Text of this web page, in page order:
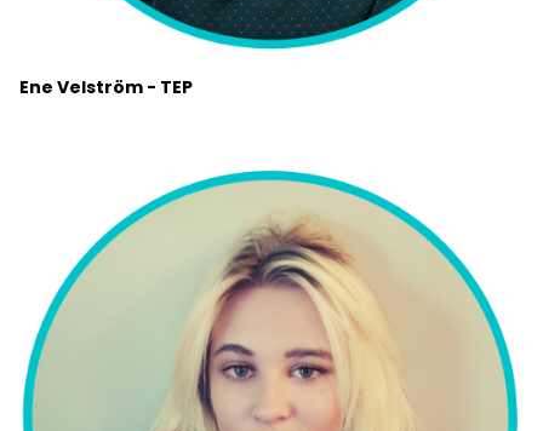
Ene Velström - TEP